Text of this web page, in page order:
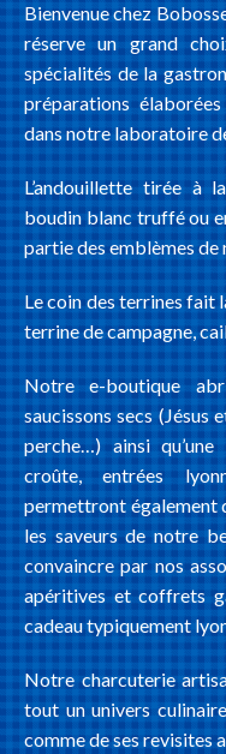
Bienvenue chez
réserve un grand
spécialités de la
préparations
dans notre laboratoire
L’andouillette tirée à
boudin blanc truffé ou
partie des emblèmes de
Le coin des terrines fait
terrine de campagne,
Notre e-boutique
saucissons secs (Jésus
perche…) ainsi
croûte, entrées
permettront également
les saveurs de notre
convaincre par nos
apéritives et coffrets
cadeau typiquement
Notre charcuterie
tout un univers
comme de ses revisites